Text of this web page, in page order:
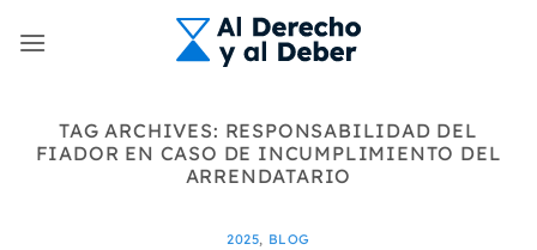
TAG ARCHIVES: RESPONSABILIDAD DEL
FIADOR EN CASO DE INCUMPLIMIENTO DEL
ARRENDATARIO
2025, BLOG